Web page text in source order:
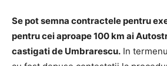
Se pot semna contractele pentru
pentru cei aproape 100 km ai
castigati de Umbrarescu. In